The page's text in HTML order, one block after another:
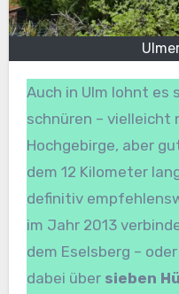
Auch in Ulm lohnt es sich, die Wanderstiefel zu
schnüren – vielleicht
Hochgebirge, aber
dem 12 Kilometer
definitiv
im Jahr 2013
dem Eselsberg –
dabei über sieben